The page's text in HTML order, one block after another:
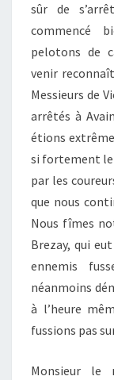
sûr de
commencé
pelotons de
venir
Messieurs de
arrêtés à
étions
si fortement le
par les
que nous
Nous fîmes
Brezay, qui
ennemis
néanmoins
à l’heure
fussions pas
Monsieur le